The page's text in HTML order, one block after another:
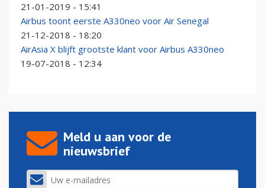
21-01-2019 - 15:41
Airbus toont eerste A330neo voor Air Senegal
21-12-2018 - 18:20
AirAsia X blijft grootste klant voor Airbus A330neo
19-07-2018 - 12:34
Meld u aan voor de
nieuwsbrief